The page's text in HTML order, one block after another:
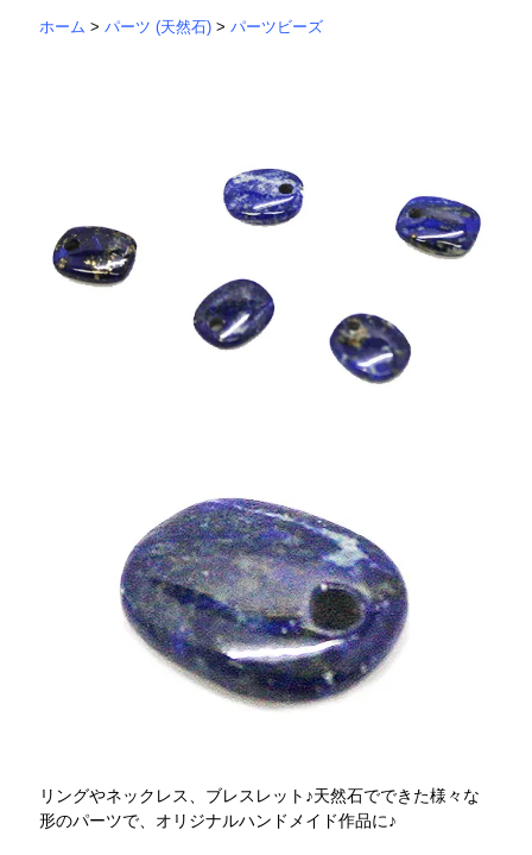
ホーム >パーツ (天然石) >パーツビーズ
リングやネックレス、ブレスレット♪天然石でできた様々な
形のパーツで、オリジナルハンドメイド作品に♪